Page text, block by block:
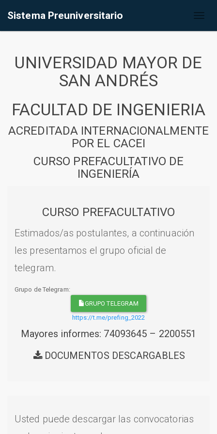
Sistema Preuniversitario
UNIVERSIDAD MAYOR DE
SAN ANDRÉS
FACULTAD DE INGENIERIA
ACREDITADA INTERNACIONALMENTE
POR EL CACEI
CURSO PREFACULTATIVO DE
INGENIERÍA
CURSO PREFACULTATIVO
Estimados/as postulantes, a continuación
les presentamos el grupo oficial de
telegram.
Grupo de Telegram:
GRUPO TELEGRAM
https://t.me/prefing_2022
Mayores informes: 74093645 – 2200551
DOCUMENTOS DESCARGABLES
Usted puede descargar las convocatorias